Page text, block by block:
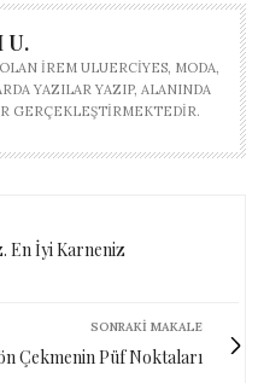
U.
İREM ULUERCIYES, MODA,
YAZILAR YAZIP, ALANINDA
GERÇEKLEŞTIRMEKTEDIR.
En İyi Karneniz
SONRAKI MAKALE
Çekmenin Püf Noktaları